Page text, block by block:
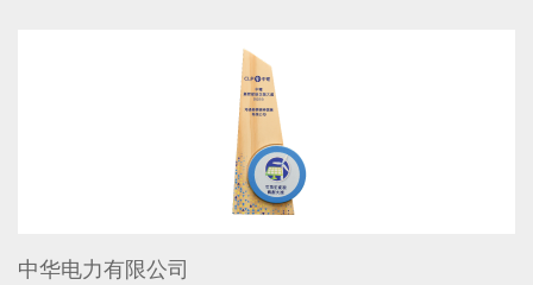
中华电力有限公司